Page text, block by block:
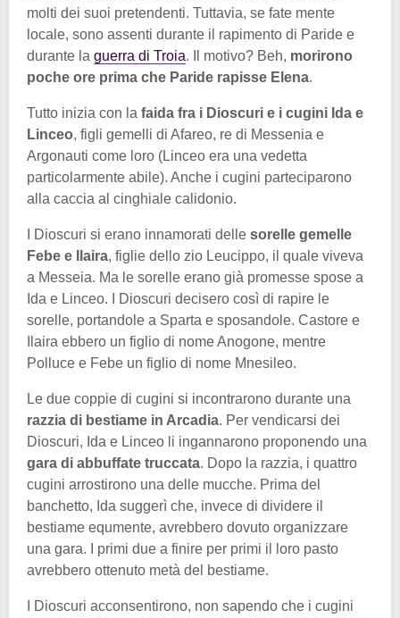
molti dei suoi pretendenti. Tuttavia, se fate mente
locale, sono assenti durante il rapimento di Paride e
durante la guerra di Troia. Il motivo? Beh, morirono
poche ore prima che Paride rapisse Elena.
Tutto inizia con la faida fra i Dioscuri e i cugini Ida e
Linceo, figli gemelli di Afareo, re di Messenia e
Argonauti come loro (Linceo era una vedetta
particolarmente abile). Anche i cugini parteciparono
alla caccia al cinghiale calidonio.
I Dioscuri si erano innamorati delle sorelle gemelle
Febe e Ilaira, figlie dello zio Leucippo, il quale viveva
a Messeia. Ma le sorelle erano già promesse spose a
Ida e Linceo. I Dioscuri decisero così di rapire le
sorelle, portandole a Sparta e sposandole. Castore e
Ilaira ebbero un figlio di nome Anogone, mentre
Polluce e Febe un figlio di nome Mnesileo.
Le due coppie di cugini si incontrarono durante una
razzia di bestiame in Arcadia. Per vendicarsi dei
Dioscuri, Ida e Linceo li ingannarono proponendo una
gara di abbuffate truccata. Dopo la razzia, i quattro
cugini arrostirono una delle mucche. Prima del
banchetto, Ida suggerì che, invece di dividere il
bestiame equmente, avrebbero dovuto organizzare
una gara. I primi due a finire per primi il loro pasto
avrebbero ottenuto metà del bestiame.
I Dioscuri acconsentirono, non sapendo che i cugini